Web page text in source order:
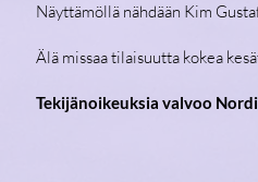
Näyttämöllä nähdään Kim
Älä missaa tilaisuutta kokea
Tekijänoikeuksia valvoo